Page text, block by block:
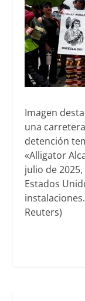
Imagen
una
detención
«Alligator
julio de
Estados
Reuters)